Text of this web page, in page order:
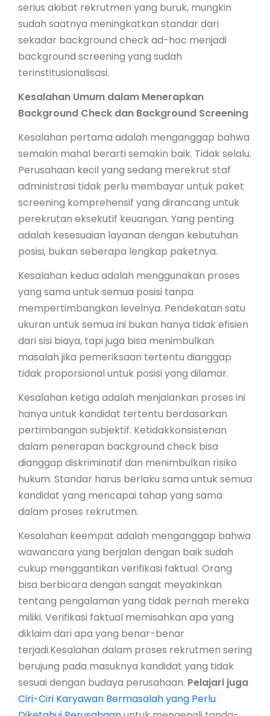
serius akibat rekrutmen yang buruk, mungkin
sudah saatnya meningkatkan standar dari
sekadar background check ad-hoc menjadi
background screening yang sudah
terinstitusionalisasi.
Kesalahan Umum dalam Menerapkan
Background Check dan Background Screening
Kesalahan pertama adalah menganggap bahwa
semakin mahal berarti semakin baik. Tidak selalu.
Perusahaan kecil yang sedang merekrut staf
administrasi tidak perlu membayar untuk paket
screening komprehensif yang dirancang untuk
perekrutan eksekutif keuangan. Yang penting
adalah kesesuaian layanan dengan kebutuhan
posisi, bukan seberapa lengkap paketnya.
Kesalahan kedua adalah menggunakan proses
yang sama untuk semua posisi tanpa
mempertimbangkan levelnya. Pendekatan satu
ukuran untuk semua ini bukan hanya tidak efisien
dari sisi biaya, tapi juga bisa menimbulkan
masalah jika pemeriksaan tertentu dianggap
tidak proporsional untuk posisi yang dilamar.
Kesalahan ketiga adalah menjalankan proses ini
hanya untuk kandidat tertentu berdasarkan
pertimbangan subjektif. Ketidakkonsistenan
dalam penerapan background check bisa
dianggap diskriminatif dan menimbulkan risiko
hukum. Standar harus berlaku sama untuk semua
kandidat yang mencapai tahap yang sama
dalam proses rekrutmen.
Kesalahan keempat adalah menganggap bahwa
wawancara yang berjalan dengan baik sudah
cukup menggantikan verifikasi faktual. Orang
bisa berbicara dengan sangat meyakinkan
tentang pengalaman yang tidak pernah mereka
miliki. Verifikasi faktual memisahkan apa yang
diklaim dari apa yang benar-benar
terjadi.Kesalahan dalam proses rekrutmen sering
berujung pada masuknya kandidat yang tidak
sesuai dengan budaya perusahaan. Pelajari juga
Ciri-Ciri Karyawan Bermasalah yang Perlu